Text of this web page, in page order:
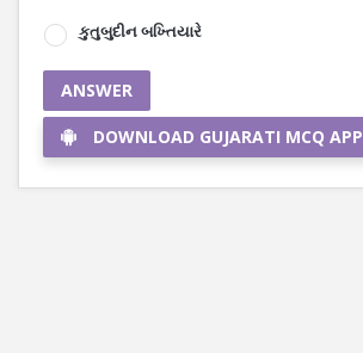
કુતુબુદીન બખ્તિયારે
ANSWER
DOWNLOAD GUJARATI MCQ APP